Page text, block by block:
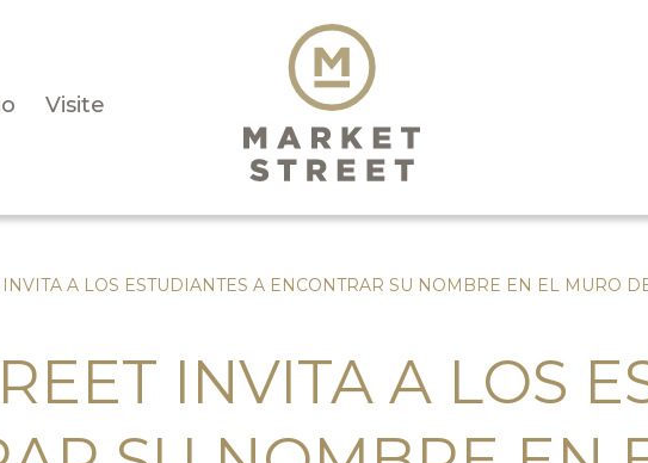
Visite
INVITA A LOS ESTUDIANTES A ENCONTRAR SU NOMBRE EN EL MURO
INVITA A LOS